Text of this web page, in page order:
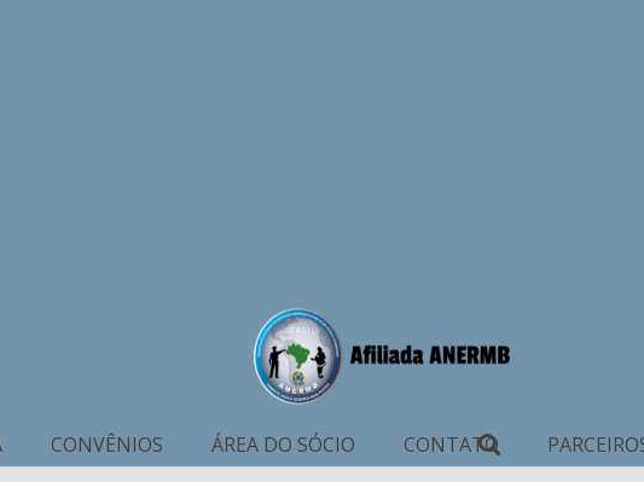
CONVÊNIOS ÁREA DO SÓCIO CONTATO